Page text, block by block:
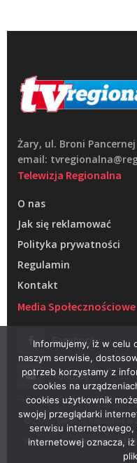
Żary, ul. Broni
email:
Telewizja Regionalna
O nas
Jak się reklamować
Polityka prywatności
Regulamin
Kontakt
Media Społecznościowe
Facebook
Youtube
© 2022 – Telewizja Regionalna w
Projektowanie stron WWW –
Informujemy, iż w celu
naszym serwisie,
potrzeb korzystamy z
cookies na
cookies użytkownik
swojej przeglądarki
serwisu internetowego,
internetowej oznacza,